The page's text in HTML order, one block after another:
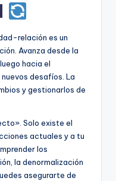
relación es un
Avanza desde la
hacia el
desafíos. La
y gestionarlos de
Solo existe el
actuales y a tu
los
la denormalización
asegurarte de